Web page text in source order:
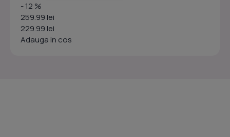
- 12 %
259.99 lei
229.99 lei
Adauga in cos